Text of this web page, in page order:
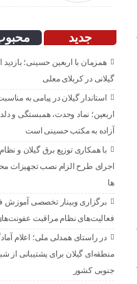
جدید
همزمان با اربعین حسینی؛ بازدید
گیلانی در کربلای معلی
استاندار گیلان در پیامی به
اربعین؛ نماد وحدت، همبستگی و
آزاده به مکتب حسینی است
با همکاری توزیع برق گیلان و
اجرای طرح الزام نصب تجهیزات
ها
برگزاری وبینار تخصصی آموزش
فعالیت‌های نظام مراقبت
در راستای همدلی ملی؛ اعلام
منطقه‌ای گیلان برای پشتیبانی از
جنوبی كشور